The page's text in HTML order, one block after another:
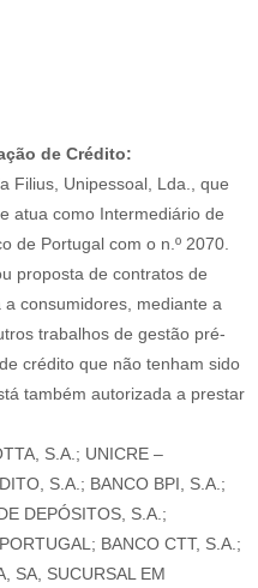
de Crédito:
Filius, Unipessoal, Lda., que
atua como Intermediário de
de Portugal com o n.º 2070.
proposta de contratos de
consumidores, mediante a
trabalhos de gestão pré-
crédito que não tenham sido
também autorizada a prestar
S.A.; UNICRE –
S.A.; BANCO BPI, S.A.;
DEPÓSITOS, S.A.;
BANCO CTT, S.A.;
SA, SUCURSAL EM